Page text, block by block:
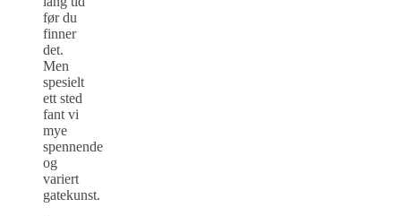
før du
finner
det.
Men
spesielt
ett sted
fant vi
mye
spennende
og
variert
gatekunst.